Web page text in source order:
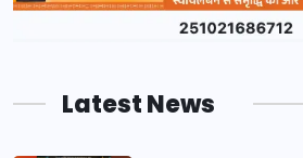
Latest News